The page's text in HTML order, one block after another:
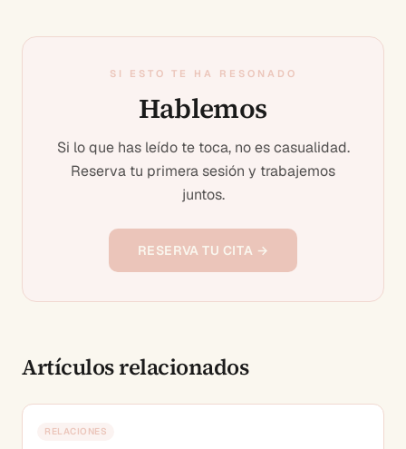
SI ESTO TE HA RESONADO
Hablemos
Si lo que has leído te toca, no es casualidad.
Reserva tu primera sesión y trabajemos
juntos.
RESERVA TU CITA →
Artículos relacionados
RELACIONES